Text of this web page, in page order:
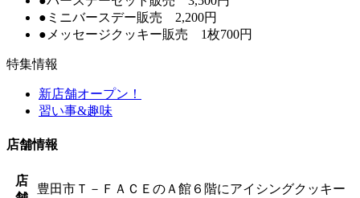
●ミニバースデー販売 2,200円
●メッセージクッキー販売 1枚700円
特集情報
新店舗オープン！
習い事&趣味
店舗情報
店
豊田市Ｔ－ＦＡＣＥのＡ館６階にアイシングクッキー